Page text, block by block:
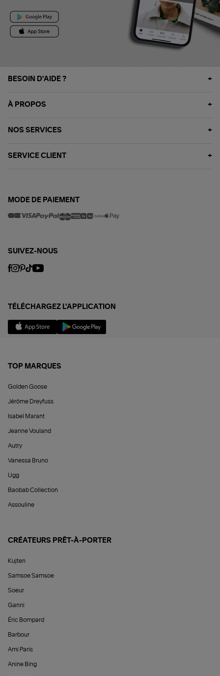
BESOIN D'AIDE ?
À PROPOS
NOS SERVICES
SERVICE CLIENT
MODE DE PAIEMENT
SUIVEZ-NOUS
TÉLÉCHARGEZ L'APPLICATION
TOP MARQUES
Golden Goose
Jérôme Dreyfuss
Isabel Marant
Jeanne Vouland
Autry
Vanessa Bruno
Ugg
Baobab Collection
Assouline
CRÉATEURS PRÊT-À-PORTER
Kujten
Samsoe Samsoe
Soeur
Ganni
Éric Bompard
Barbour
Ami Paris
Anine Bing